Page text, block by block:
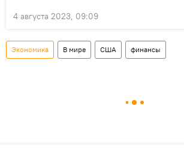
4 августа 2023, 09:09
Экономика В мире США финансы